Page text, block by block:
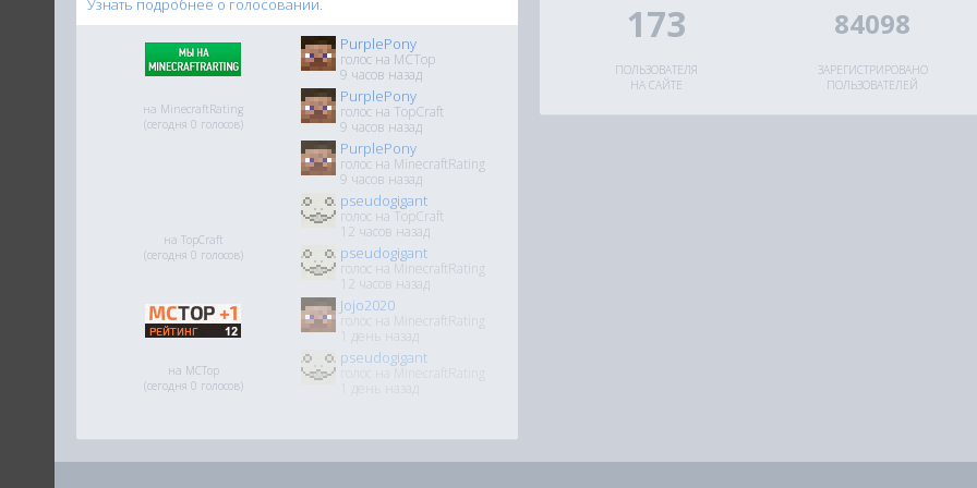
Узнать подробнее о голосовании.
PurplePony
голос на MCTop
9 часов назад
PurplePony
голос на TopCraft
9 часов назад
PurplePony
голос на MinecraftRating
9 часов назад
pseudogigant
голос на TopCraft
12 часов назад
pseudogigant
голос на MinecraftRating
12 часов назад
Jojo2020
голос на MinecraftRating
1 день назад
pseudogigant
на MinecraftRating
(сегодня 0 голосов)
на TopCraft
(сегодня 0 голосов)
на MCTop
(сегодня 0 голосов)
84098
ЗАРЕГИСТРИРОВАНО
ПОЛЬЗОВАТЕЛЕЙ
173
ПОЛЬЗОВАТЕЛЯ
НА САЙТЕ